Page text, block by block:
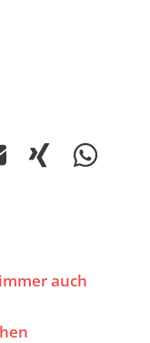
auch